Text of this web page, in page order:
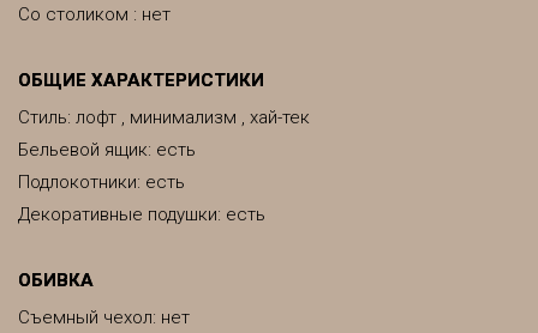
Со столиком : нет
ОБЩИЕ ХАРАКТЕРИСТИКИ
Стиль: лофт , минимализм , хай-тек
Бельевой ящик: есть
Подлокотники: есть
Декоративные подушки: есть
ОБИВКА
Съемный чехол: нет